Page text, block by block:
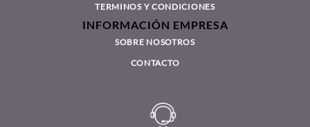
TERMINOS Y CONDICIONES
INFORMACIÓN EMPRESA
SOBRE NOSOTROS
CONTACTO